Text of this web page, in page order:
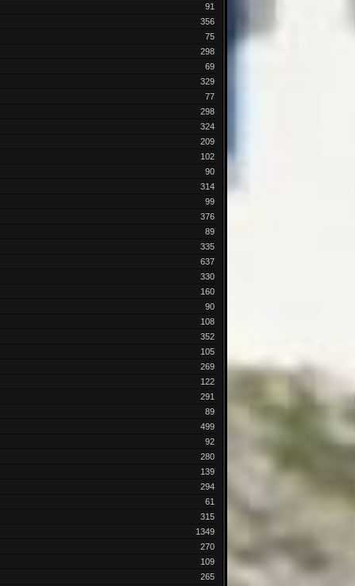
91
356
75
298
69
329
77
298
324
209
102
90
314
99
376
89
335
637
330
160
90
108
352
105
269
122
291
89
499
92
280
139
294
61
315
1349
270
109
265